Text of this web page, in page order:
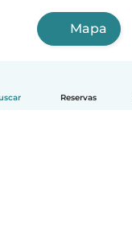
Reservas
Mapa